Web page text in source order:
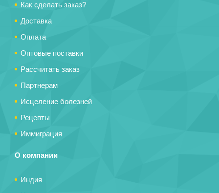
Как сделать заказ?
Доставка
Оплата
Оптовые поставки
Рассчитать заказ
Партнерам
Исцеление болезней
Рецепты
Иммиграция
О компании
Индия